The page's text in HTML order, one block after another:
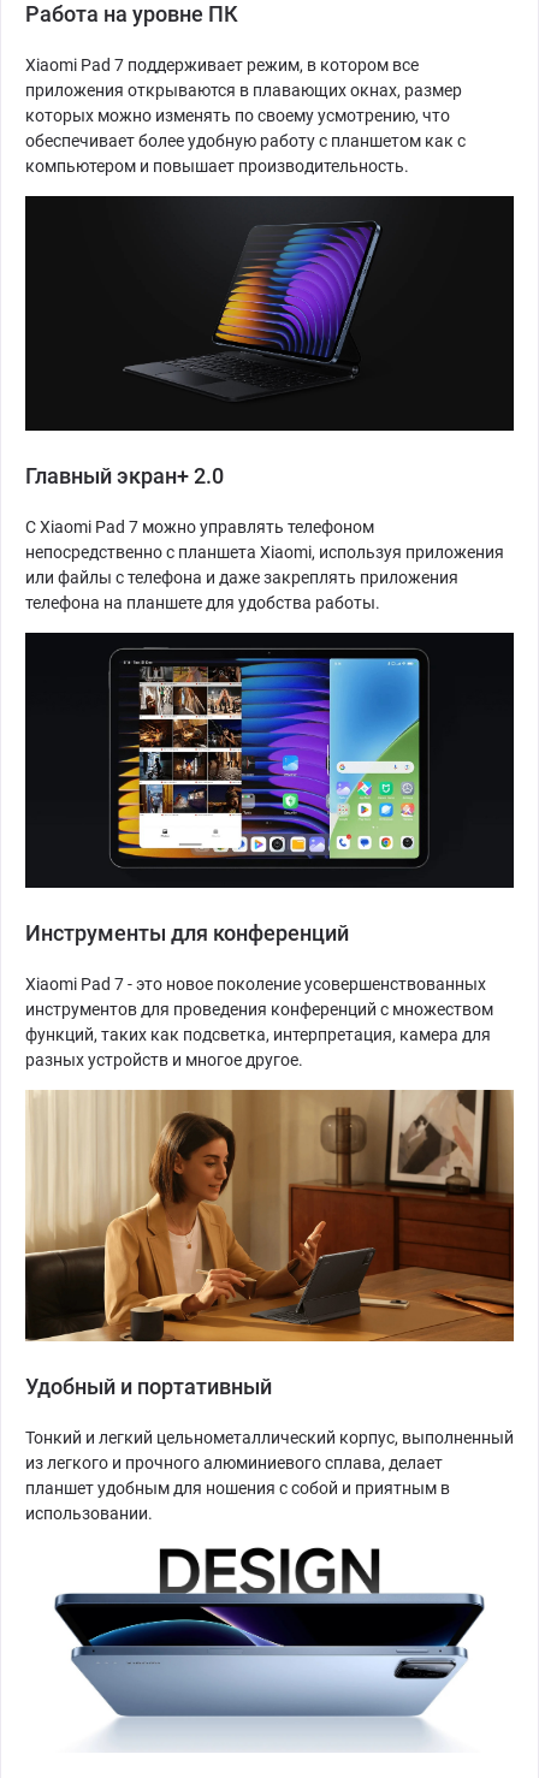
Работа на уровне ПК
Xiaomi Pad 7 поддерживает режим, в котором все
приложения открываются в плавающих окнах, размер
которых можно изменять по своему усмотрению, что
обеспечивает более удобную работу с планшетом как с
компьютером и повышает производительность.
Главный экран+ 2.0
С Xiaomi Pad 7 можно управлять телефоном
непосредственно с планшета Xiaomi, используя приложения
или файлы с телефона и даже закреплять приложения
телефона на планшете для удобства работы.
Инструменты для конференций
Xiaomi Pad 7 - это новое поколение усовершенствованных
инструментов для проведения конференций с множеством
функций, таких как подсветка, интерпретация, камера для
разных устройств и многое другое.
Удобный и портативный
Тонкий и легкий цельнометаллический корпус, выполненный
из легкого и прочного алюминиевого сплава, делает
планшет удобным для ношения с собой и приятным в
использовании.